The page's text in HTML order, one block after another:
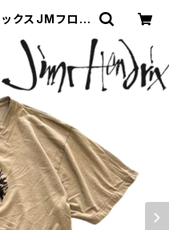
クスJMフロッ
ストリート/ロ
T音楽349114 |
都北区 JR王子
販もOK Tok